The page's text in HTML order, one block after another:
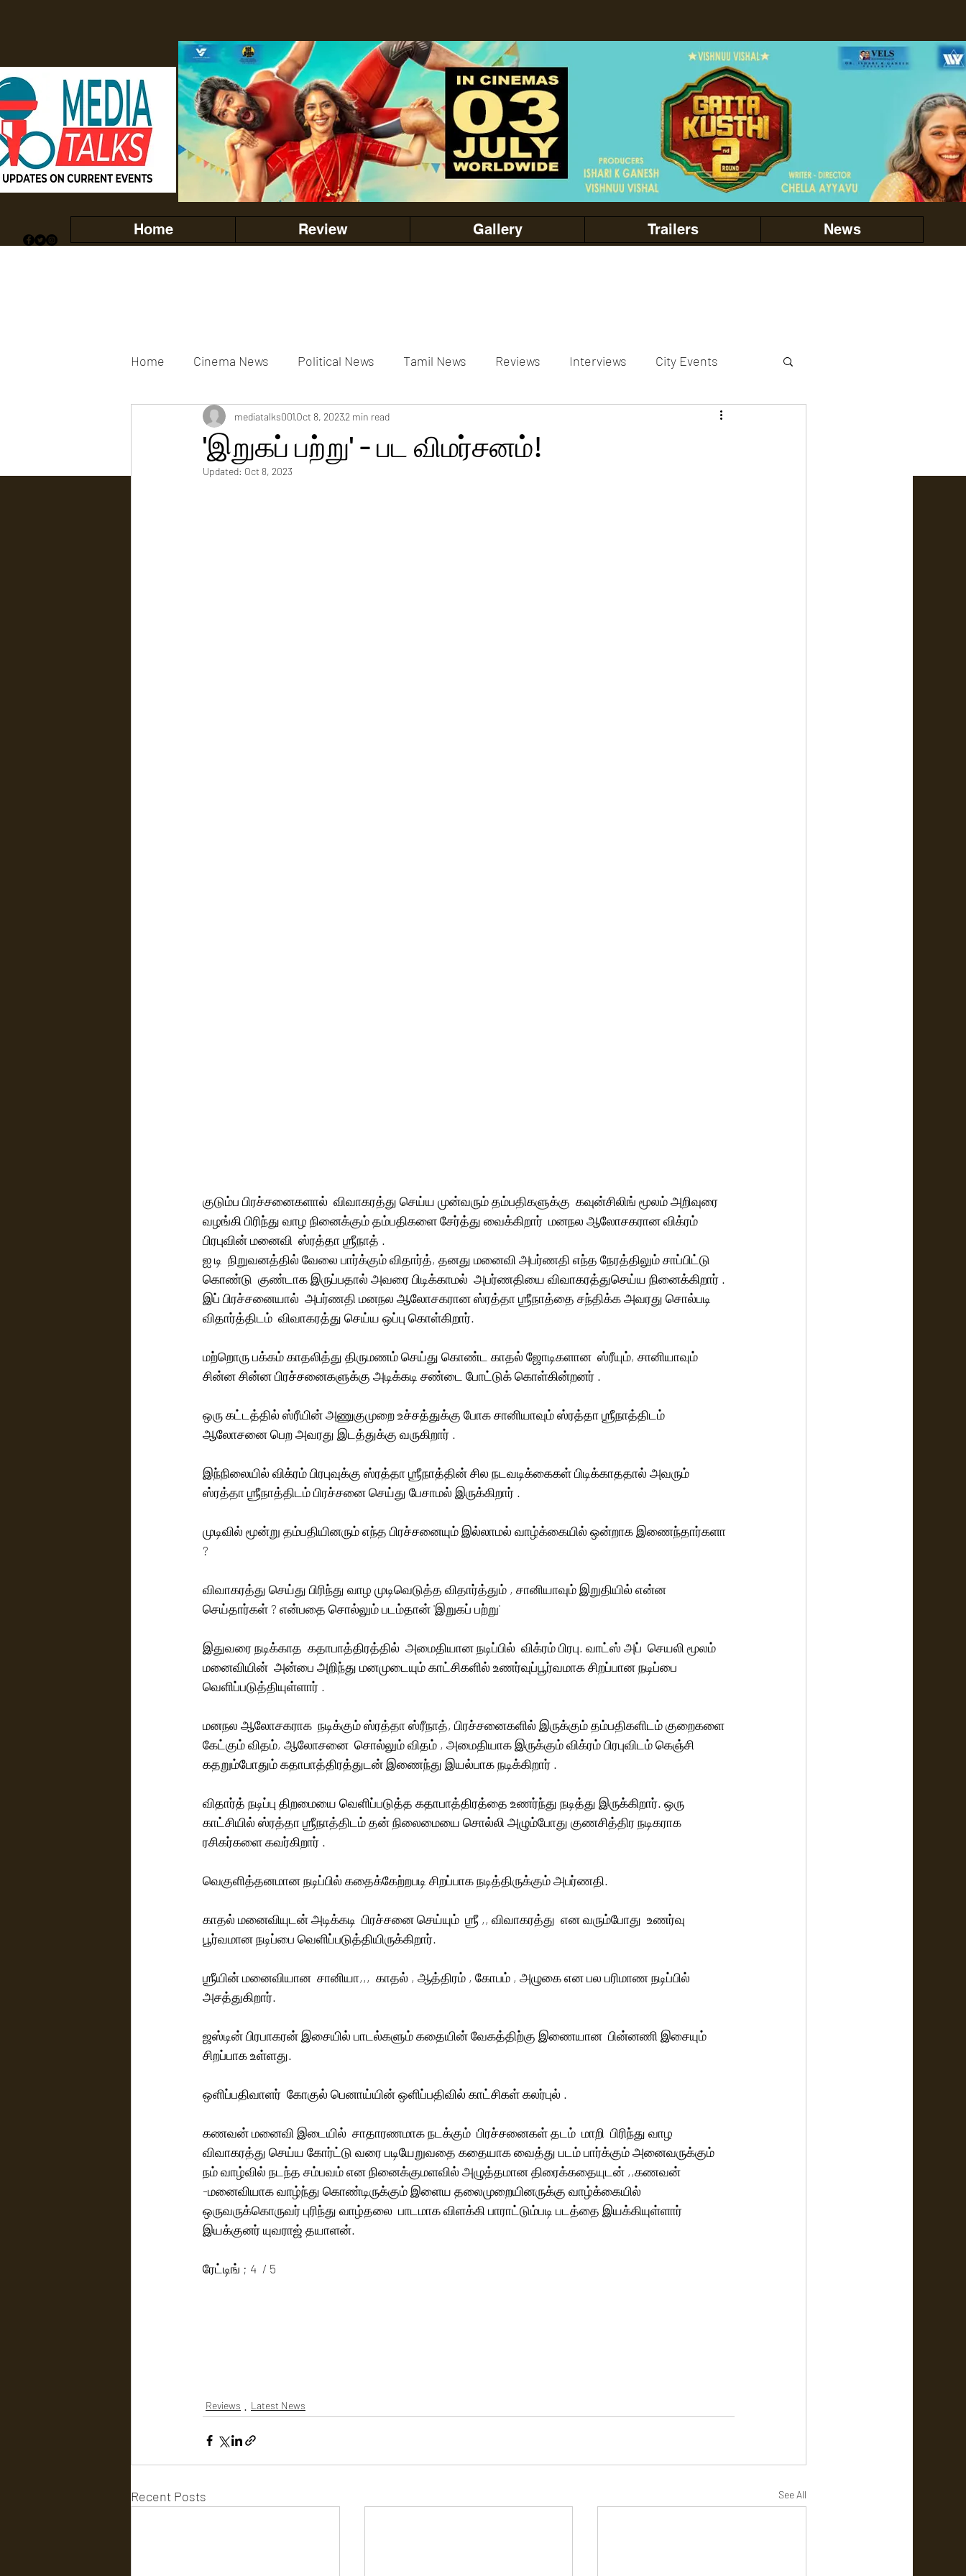
Home Review Gallery Trailers News
Home Cinema News Political News Tamil News Reviews Interviews City Events
Movies Gallery Actress Gallery Events Gallery actors gallery
Tv news
'இறுகப் பற்று' - பட விமர்சனம்!
mediatalks001Oct 8, 20232 min read
Updated: Oct 8, 2023
குடும்ப பிரச்சனைகளால்  விவாகரத்து செய்ய முன்வரும் தம்பதிகளுக்கு  கவுன்சிலிங் மூலம் அறிவுரை
வழங்கி பிரிந்து வாழ நினைக்கும் தம்பதிகளை சேர்த்து வைக்கிறார்  மனநல ஆலோசகரான விக்ரம்
பிரபுவின் மனைவி  ஸ்ரத்தா ஶ்ரீநாத் .
ஐ டி  நிறுவனத்தில் வேலை பார்க்கும் விதார்த், தனது மனைவி அபர்ணதி எந்த நேரத்திலும் சாப்பிட்டு
கொண்டு  குண்டாக இருப்பதால் அவரை பிடிக்காமல்  அபர்ணதியை விவாகரத்துசெய்ய நினைக்கிறார் .
இப் பிரச்சனையால்  அபர்ணதி மனநல ஆலோசகரான ஸ்ரத்தா ஶ்ரீநாத்தை சந்திக்க அவரது சொல்படி
விதார்த்திடம்  விவாகரத்து செய்ய ஒப்பு கொள்கிறார்.
மற்றொரு பக்கம் காதலித்து திருமணம் செய்து கொண்ட காதல் ஜோடிகளான  ஸ்ரீயும், சானியாவும்
சின்ன சின்ன பிரச்சனைகளுக்கு அடிக்கடி சண்டை போட்டுக் கொள்கின்றனர் .
ஒரு கட்டத்தில் ஸ்ரீயின் அணுகுமுறை உச்சத்துக்கு போக சானியாவும் ஸ்ரத்தா ஶ்ரீநாத்திடம்
ஆலோசனை பெற அவரது இடத்துக்கு வருகிறார் .
இந்நிலையில் விக்ரம் பிரபுவுக்கு ஸ்ரத்தா ஶ்ரீநாத்தின் சில நடவடிக்கைகள் பிடிக்காததால் அவரும்
ஸ்ரத்தா ஶ்ரீநாத்திடம் பிரச்சனை செய்து பேசாமல் இருக்கிறார் .
முடிவில் மூன்று தம்பதியினரும் எந்த பிரச்சனையும் இல்லாமல் வாழ்க்கையில் ஒன்றாக இணைந்தார்களா
?
விவாகரத்து செய்து பிரிந்து வாழ முடிவெடுத்த விதார்த்தும் , சானியாவும் இறுதியில் என்ன
செய்தார்கள் ? என்பதை சொல்லும் படம்தான் 'இறுகப் பற்று'
இதுவரை நடிக்காத  கதாபாத்திரத்தில்  அமைதியான நடிப்பில்  விக்ரம் பிரபு. வாட்ஸ் அப்  செயலி மூலம்
மனைவியின்  அன்பை அறிந்து மனமுடையும் காட்சிகளில் உணர்வுப்பூர்வமாக சிறப்பான நடிப்பை
வெளிப்படுத்தியுள்ளார் .
மனநல ஆலோசகராக  நடிக்கும் ஸ்ரத்தா ஸ்ரீநாத், பிரச்சனைகளில் இருக்கும் தம்பதிகளிடம் குறைகளை
கேட்கும் விதம், ஆலோசனை  சொல்லும் விதம் , அமைதியாக இருக்கும் விக்ரம் பிரபுவிடம் கெஞ்சி
கதறும்போதும் கதாபாத்திரத்துடன் இணைந்து இயல்பாக நடிக்கிறார் .
விதார்த் நடிப்பு திறமையை வெளிப்படுத்த கதாபாத்திரத்தை உணர்ந்து நடித்து இருக்கிறார். ஒரு
காட்சியில் ஸ்ரத்தா ஶ்ரீநாத்திடம் தன் நிலைமையை சொல்லி அழும்போது குணசித்திர நடிகராக
ரசிகர்களை கவர்கிறார் .
வெகுளித்தனமான நடிப்பில் கதைக்கேற்றபடி சிறப்பாக நடித்திருக்கும் அபர்ணதி.
காதல் மனைவியுடன் அடிக்கடி  பிரச்சனை செய்யும்  ஶ்ரீ ,, விவாகரத்து  என வரும்போது  உணர்வு
பூர்வமான நடிப்பை வெளிப்படுத்தியிருக்கிறார்.
ஶ்ரீயின் மனைவியான  சானியா,,,  காதல் , ஆத்திரம் , கோபம் , அழுகை என பல பரிமாண நடிப்பில்
அசத்துகிறார்.
ஜஸ்டின் பிரபாகரன் இசையில் பாடல்களும் கதையின் வேகத்திற்கு இணையான  பின்னணி இசையும்
சிறப்பாக உள்ளது.
ஒளிப்பதிவாளர்  கோகுல் பெனாய்யின் ஒளிப்பதிவில் காட்சிகள் கலர்புல் .
கணவன் மனைவி இடையில்  சாதாரணமாக நடக்கும்  பிரச்சனைகள் தடம்  மாறி  பிரிந்து வாழ
விவாகரத்து செய்ய கோர்ட்டு வரை படியேறுவதை கதையாக வைத்து படம் பார்க்கும் அனைவருக்கும்
நம் வாழ்வில் நடந்த சம்பவம் என நினைக்குமளவில் அழுத்தமான திரைக்கதையுடன் ,,கணவன்
-மனைவியாக வாழ்ந்து கொண்டிருக்கும் இளைய தலைமுறையினருக்கு வாழ்க்கையில்
ஒருவருக்கொருவர் புரிந்து வாழ்தலை  பாடமாக விளக்கி பாராட்டும்படி படத்தை இயக்கியுள்ளார்
இயக்குனர் யுவராஜ் தயாளன்.
ரேட்டிங் ; 4  / 5
Reviews Latest News
Recent Posts See All